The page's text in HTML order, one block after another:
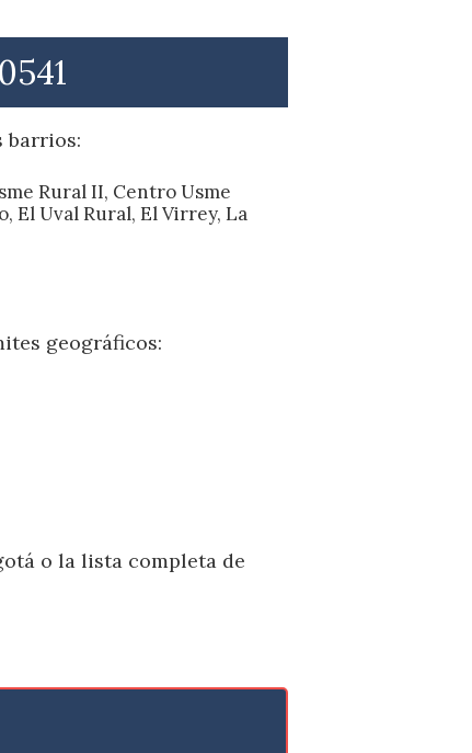
barrios:
Rural II, Centro Usme
El Uval Rural, El Virrey, La
geográficos:
o la lista completa de